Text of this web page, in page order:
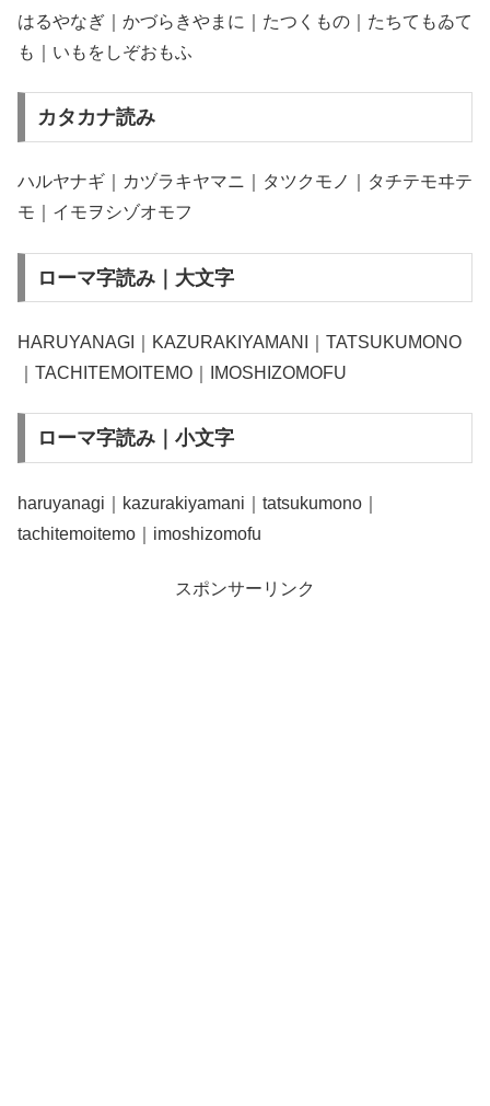
はるやなぎ｜かづらきやまに｜たつくもの｜たちてもゐて
も｜いもをしぞおもふ
カタカナ読み
ハルヤナギ｜カヅラキヤマニ｜タツクモノ｜タチテモヰテ
モ｜イモヲシゾオモフ
ローマ字読み｜大文字
HARUYANAGI｜KAZURAKIYAMANI｜TATSUKUMONO
｜TACHITEMOITEMO｜IMOSHIZOMOFU
ローマ字読み｜小文字
haruyanagi｜kazurakiyamani｜tatsukumono｜
tachitemoitemo｜imoshizomofu
スポンサーリンク